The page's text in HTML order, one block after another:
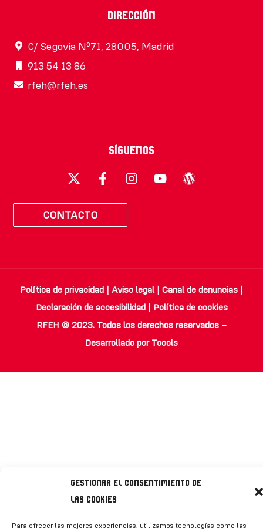
Gestionar el consentimiento de
las cookies
Para ofrecer las mejores experiencias, utilizamos tecnologías como las
Dirección
C/ Segovia Nº71, 28005, Madrid
913 54 13 86
rfeh@rfeh.es
Síguenos
CONTACTO
Política de privacidad | Aviso legal| Canal de denuncias |
Declaración de accesibilidad| Política de cookies
RFEH © 2023. Todos los derechos reservados –
Desarrollado por Toools